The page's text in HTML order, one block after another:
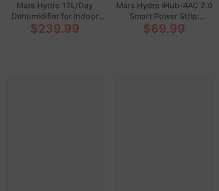
Mars Hydro 12L/Day
Dehumidifier for Indoor
Grow Tents
$239.99
Mars Hydro iHub-4AC 2.0
Smart Power Strip:
Flexible Add-On for
$69.99